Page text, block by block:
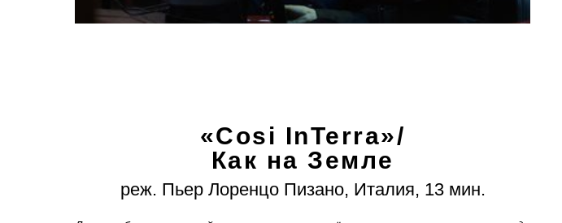
«Cosi InTerra»/
Как на Земле
реж. Пьер Лоренцо Пизано, Италия, 13 мин.